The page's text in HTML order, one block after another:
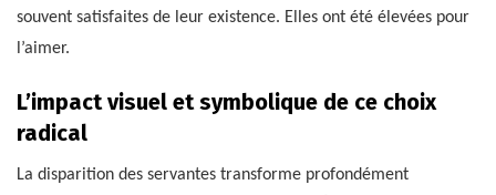
souvent satisfaites de leur existence. Elles ont été élevées pour
l’aimer.
L’impact visuel et symbolique de ce choix
radical
La disparition des servantes transforme profondément